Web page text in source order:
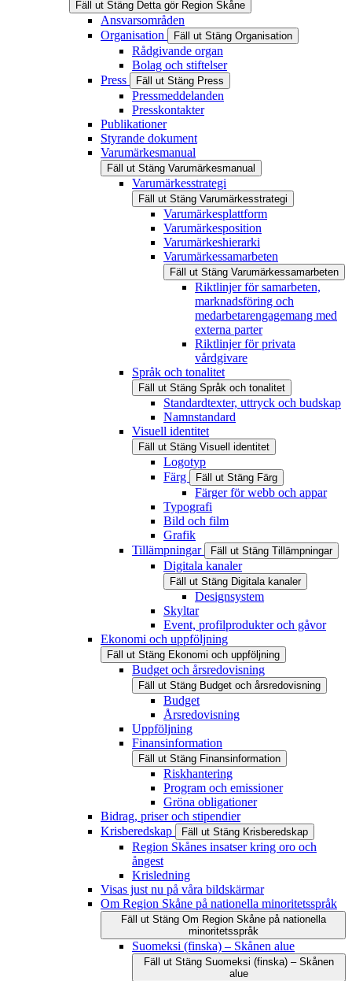
Fäll ut Stäng Detta gör Region Skåne
Ansvarsområden
Organisation
Fäll ut Stäng Organisation
Rådgivande organ
Bolag och stiftelser
Press
Fäll ut Stäng Press
Pressmeddelanden
Presskontakter
Publikationer
Styrande dokument
Varumärkesmanual
Fäll ut Stäng Varumärkesmanual
Varumärkesstrategi
Fäll ut Stäng Varumärkesstrategi
Varumärkesplattform
Varumärkesposition
Varumärkeshierarki
Varumärkessamarbeten
Fäll ut Stäng Varumärkessamarbeten
Riktlinjer för samarbeten,
marknadsföring och
medarbetarengagemang med
externa parter
Riktlinjer för privata
vårdgivare
Språk och tonalitet
Fäll ut Stäng Språk och tonalitet
Standardtexter, uttryck och budskap
Namnstandard
Visuell identitet
Fäll ut Stäng Visuell identitet
Logotyp
Färg
Fäll ut Stäng Färg
Färger för webb och appar
Typografi
Bild och film
Grafik
Tillämpningar
Fäll ut Stäng Tillämpningar
Digitala kanaler
Fäll ut Stäng Digitala kanaler
Designsystem
Skyltar
Event, profilprodukter och gåvor
Ekonomi och uppföljning
Fäll ut Stäng Ekonomi och uppföljning
Budget och årsredovisning
Fäll ut Stäng Budget och årsredovisning
Budget
Årsredovisning
Uppföljning
Finansinformation
Fäll ut Stäng Finansinformation
Riskhantering
Program och emissioner
Gröna obligationer
Bidrag, priser och stipendier
Krisberedskap
Fäll ut Stäng Krisberedskap
Region Skånes insatser kring oro och
ångest
Krisledning
Visas just nu på våra bildskärmar
Om Region Skåne på nationella minoritetsspråk
Fäll ut Stäng Om Region Skåne på nationella
minoritetsspråk
Suomeksi (finska) – Skånen alue
Fäll ut Stäng Suomeksi (finska) – Skånen
alue